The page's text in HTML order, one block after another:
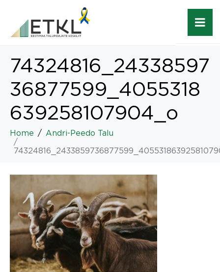
74324816_24338597
36877599_4055318
639258107904_o
Home
Andri-Peedo Talu